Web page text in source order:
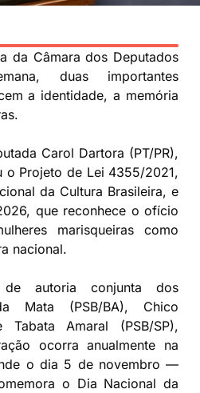
da Câmara dos Deputados
duas importantes
a identidade, a memória
Carol Dartora (PT/PR),
o Projeto de Lei 4355/2021,
da Cultura Brasileira, e
que reconhece o ofício
marisqueiras como
nacional.
autoria conjunta dos
Mata (PSB/BA), Chico
Tabata Amaral (PSB/SP),
ocorra anualmente na
o dia 5 de novembro —
o Dia Nacional da